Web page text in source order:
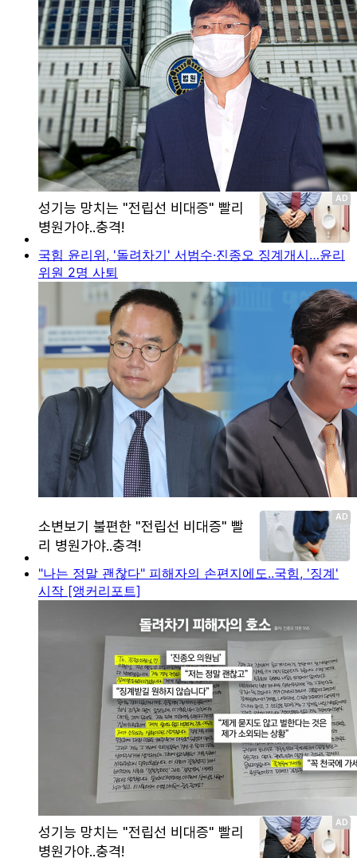
국힘 윤리위, '돌려차기' 서범수·진종오 징계개시…윤리
위원 2명 사퇴
"나는 정말 괜찮다" 피해자의 손편지에도..국힘, '징계'
시작 [앵커리포트]